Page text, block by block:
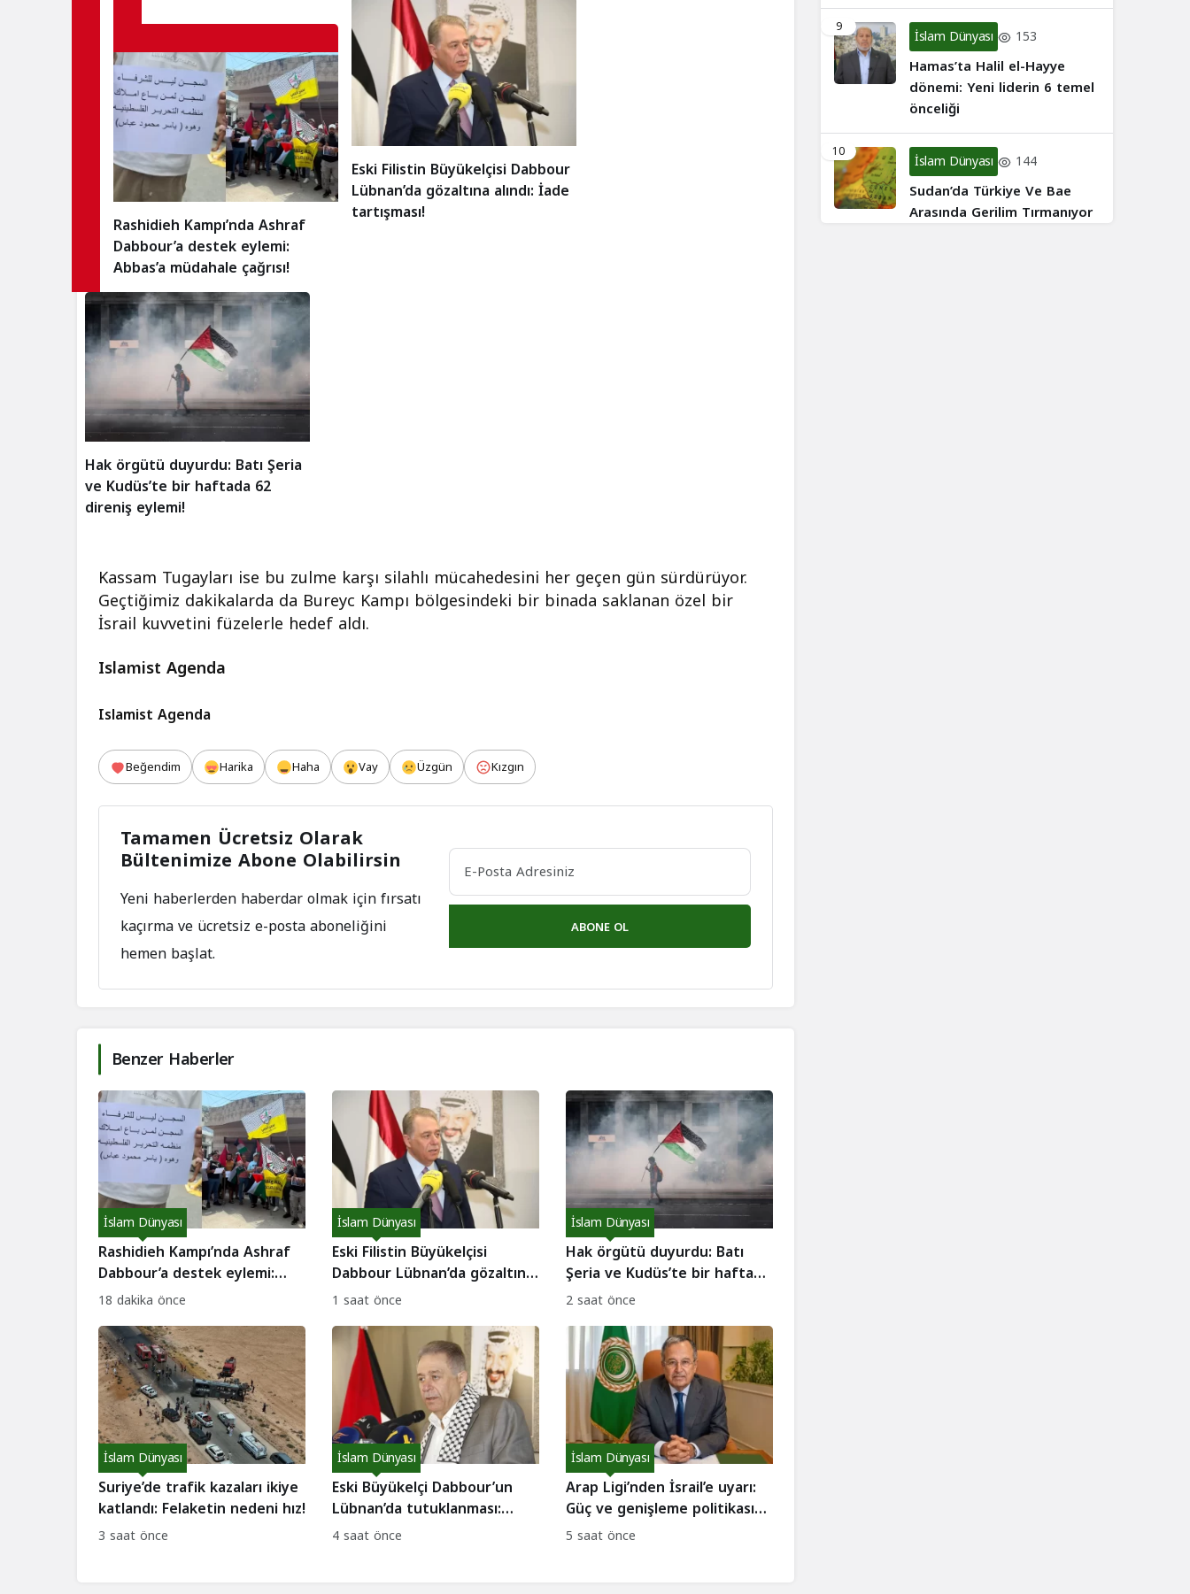
Rashidieh Kampı’nda Ashraf
Dabbour’a destek eylemi:
Abbas’a müdahale çağrısı!
Eski Filistin Büyükelçisi Dabbour
Lübnan’da gözaltına alındı: İade
tartışması!
Hak örgütü duyurdu: Batı Şeria
ve Kudüs’te bir haftada 62
direniş eylemi!
Kassam Tugayları ise bu zulme karşı silahlı mücahedesini her geçen gün sürdürüyor.
Geçtiğimiz dakikalarda da Bureyc Kampı bölgesindeki bir binada saklanan özel bir
İsrail kuvvetini füzelerle hedef aldı.
Islamist Agenda
Islamist Agenda
Beğendim Harika Haha Vay Üzgün Kızgın
Tamamen Ücretsiz Olarak
Bültenimize Abone Olabilirsin
Yeni haberlerden haberdar olmak için fırsatı
kaçırma ve ücretsiz e-posta aboneliğini
hemen başlat.
ABONE OL
Benzer Haberler
Rashidieh Kampı’nda Ashraf
Dabbour’a destek eylemi:
Abbas’a müdahale çağrısı!
İslam Dünyası
18 dakika önce
Eski Filistin Büyükelçisi
Dabbour Lübnan’da gözaltına
alındı: İade tartışması!
İslam Dünyası
1 saat önce
Hak örgütü duyurdu: Batı
Şeria ve Kudüs’te bir haftada
62 direniş eylemi!
İslam Dünyası
2 saat önce
Suriye’de trafik kazaları ikiye
katlandı: Felaketin nedeni hız!
İslam Dünyası
3 saat önce
Eski Büyükelçi Dabbour’un
Lübnan’da tutuklanması:
Siyasi kriz ve iç hesaplaşma
İslam Dünyası
4 saat önce
Arap Ligi’nden İsrail’e uyarı:
Güç ve genişleme politikası
güvenlik getiremez!
İslam Dünyası
5 saat önce
9 İslam Dünyası 153
Hamas’ta Halil el-Hayye
dönemi: Yeni liderin 6 temel
önceliği
10 İslam Dünyası 144
Sudan’da Türkiye Ve Bae
Arasında Gerilim Tırmanıyor